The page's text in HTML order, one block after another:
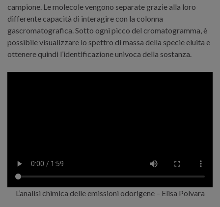
campione. Le molecole vengono separate grazie alla loro
differente capacità di interagire con la colonna
gascromatografica. Sotto ogni picco del cromatogramma, è
possibile visualizzare lo spettro di massa della specie eluita e
ottenere quindi l’identificazione univoca della sostanza.
L’analisi chimica delle emissioni odorigene – Elisa Polvara